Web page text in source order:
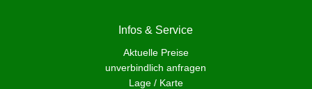
Infos & Service
Aktuelle Preise
unverbindlich anfragen
Lage / Karte